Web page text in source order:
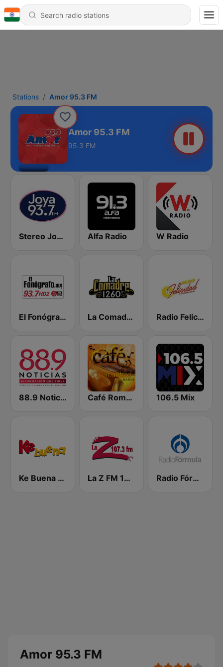
Stations Amor 95.3 FM
Amor 95.3 FM
95.3 FM
Stereo Joya FM Alfa Radio W Radio
El Fonógrafo HD2 La Comadre 1260 AM Radio Felicidad 1180 AM
88.9 Noticias Café Romántico Radio 106.5 Mix
Ke Buena 92.9 FM La Z FM 107.3 Radio Fórmula 103.3 FM
Amor 95.3 FM